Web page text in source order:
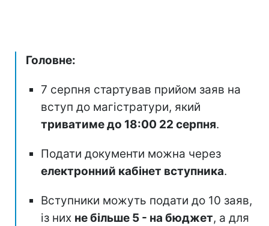
Головне:
7 серпня стартував прийом заяв на
вступ до магістратури, який
триватиме до 18:00 22 серпня.
Подати документи можна через
електронний кабінет вступника.
Вступники можуть подати до 10 заяв,
із них не більше 5 - на бюджет, а для